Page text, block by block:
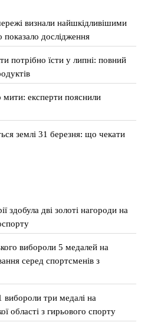
визнали найшкідливішими
показало дослідження
потрібно їсти у липні: повний
мити: експерти пояснили
землі 31 березня: що чекати
здобула дві золоті нагороди на
вибороли 5 медалей на
серед спортсменів з
три медалі на
області з гирьового спорту